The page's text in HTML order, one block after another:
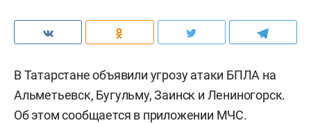
В Татарстане объявили угрозу атаки БПЛА на
Альметьевск, Бугульму, Заинск и Лениногорск.
Об этом сообщается в приложении МЧС.